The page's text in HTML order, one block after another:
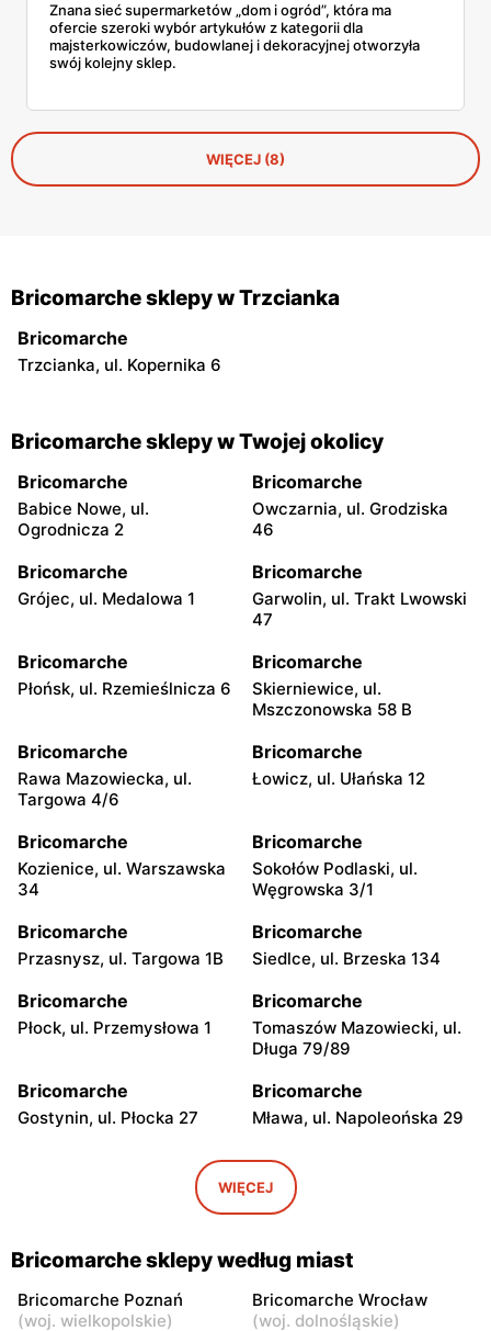
Znana sieć supermarketów „dom i ogród”, która ma
ofercie szeroki wybór artykułów z kategorii dla
majsterkowiczów, budowlanej i dekoracyjnej otworzyła
swój kolejny sklep.
WIĘCEJ (8)
Bricomarche sklepy w Trzcianka
Bricomarche
Trzcianka, ul. Kopernika 6
Bricomarche sklepy w Twojej okolicy
Bricomarche
Babice Nowe, ul.
Ogrodnicza 2
Bricomarche
Owczarnia, ul. Grodziska
46
Bricomarche
Grójec, ul. Medalowa 1
Bricomarche
Garwolin, ul. Trakt Lwowski
47
Bricomarche
Płońsk, ul. Rzemieślnicza 6
Bricomarche
Skierniewice, ul.
Mszczonowska 58 B
Bricomarche
Rawa Mazowiecka, ul.
Targowa 4/6
Bricomarche
Łowicz, ul. Ułańska 12
Bricomarche
Kozienice, ul. Warszawska
34
Bricomarche
Sokołów Podlaski, ul.
Węgrowska 3/1
Bricomarche
Przasnysz, ul. Targowa 1B
Bricomarche
Siedlce, ul. Brzeska 134
Bricomarche
Płock, ul. Przemysłowa 1
Bricomarche
Tomaszów Mazowiecki, ul.
Długa 79/89
Bricomarche
Gostynin, ul. Płocka 27
Bricomarche
Mława, ul. Napoleońska 29
Kutno, ul. Oporowska 12
Bricomarche
Sierpc, ul. Tadeusza
Kościuszki 4D
Bricomarche
Kazimierza Prejznera 4
Bricomarche
Międzyrzec Podlaski, ul.
Jelnicka 2B
WIĘCEJ
Bricomarche sklepy według miast
Bricomarche Poznań
(woj. wielkopolskie)
Bricomarche Wrocław
(woj. dolnośląskie)